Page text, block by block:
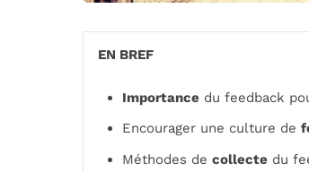
EN BREF
Importance du feedback
Encourager une culture de
Méthodes de collecte du